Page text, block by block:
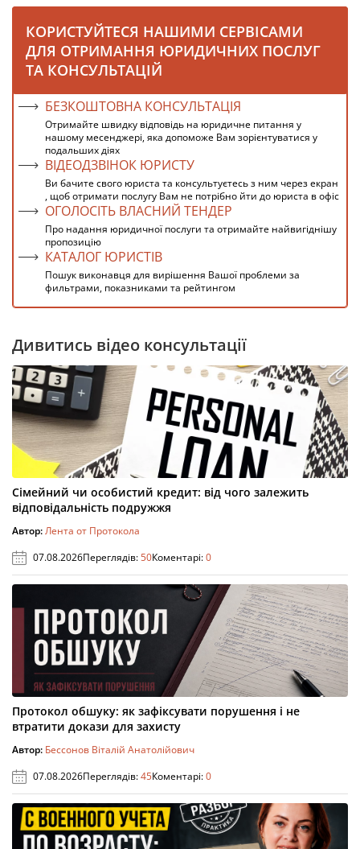
КОРИСТУЙТЕСЯ НАШИМИ СЕРВІСАМИ
ДЛЯ ОТРИМАННЯ ЮРИДИЧНИХ ПОСЛУГ
ТА КОНСУЛЬТАЦІЙ
БЕЗКОШТОВНА КОНСУЛЬТАЦІЯ
Отримайте швидку відповідь на юридичне питання у
нашому месенджері, яка допоможе Вам зорієнтуватися у
подальших діях
ВІДЕОДЗВІНОК ЮРИСТУ
Ви бачите свого юриста та консультуєтесь з ним через екран
, щоб отримати послугу Вам не потрібно йти до юриста в офіс
ОГОЛОСІТЬ ВЛАСНИЙ ТЕНДЕР
Про надання юридичної послуги та отримайте найвигіднішу
пропозицію
КАТАЛОГ ЮРИСТІВ
Пошук виконавця для вирішення Вашої проблеми за
фильтрами, показниками та рейтингом
Дивитись відео консультації
Сімейний чи особистий кредит: від чого залежить
відповідальність подружжя
Автор:Лента от Протокола
07.08.2026Переглядів:50Коментарі:0
Протокол обшуку: як зафіксувати порушення і не
втратити докази для захисту
Автор: Бессонов Віталій Анатолійович
07.08.2026Переглядів:45Коментарі:0